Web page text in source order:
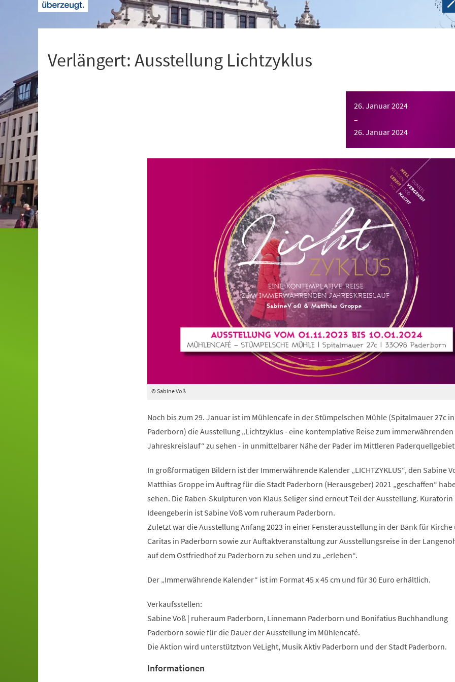
Verlängert: Ausstellung Lichtzyklus
26. Januar 2024
–
26. Januar 2024
© Sabine Voß
Noch bis zum 29. Januar ist im Mühlencafe in der Stümpelschen Mühle (Spitalmauer 27c in
Paderborn) die Ausstellung „Lichtzyklus - eine kontemplative Reise zum immerwährenden
Jahreskreislauf“ zu sehen - in unmittelbarer Nähe der Pader im Mittleren
In großformatigen Bildern ist der Immerwährende Kalender „LICHTZYKLUS“, den Sabine
Matthias Groppe im Auftrag für die Stadt Paderborn (Herausgeber) 2021 „geschaffen“
sehen. Die Raben-Skulpturen von Klaus Seliger sind erneut Teil der Ausstellung.
Ideengeberin ist Sabine Voß vom ruheraum Paderborn.
Zuletzt war die Ausstellung Anfang 2023 in einer Fensterausstellung in der Bank für Kirche
Caritas in Paderborn sowie zur Auftaktveranstaltung zur Ausstellungsreise in der
auf dem Ostfriedhof zu Paderborn zu sehen und zu „erleben“.
Der „Immerwährende Kalender“ ist im Format 45 x 45 cm und für 30 Euro erhältlich.
Verkaufsstellen:
Sabine Voß | ruheraum Paderborn, Linnemann Paderborn und Bonifatius Buchhandlung
Paderborn sowie für die Dauer der Ausstellung im Mühlencafé.
Die Aktion wird unterstütztvon VeLight, Musik Aktiv Paderborn und der Stadt Paderborn.
Informationen